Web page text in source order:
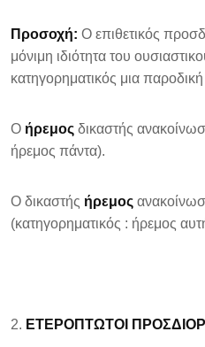
Προσοχή: Ο επιθετικός
μόνιμη ιδιότητα του
κατηγορηματικός μια παροδική
Ο ήρεμος δικαστής
ήρεμος πάντα).
Ο δικαστής ήρεμος
(κατηγορηματικός : ήρεμος
ΕΤΕΡΟΠΤΩΤΟΙ